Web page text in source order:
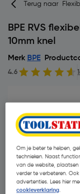
Terug naar
BPE RVS
10mm knel
Merk BPE
4.6
Om je beter te helpen,
technieken. Naast
van de website,
verder te verbeteren.
advertenties. Lees hier
cookieverklaring.